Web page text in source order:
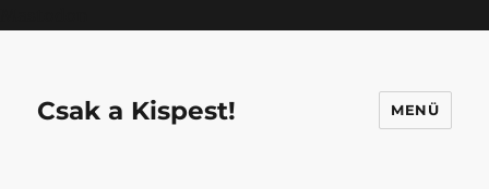
Csak a Kispest! MENÜ